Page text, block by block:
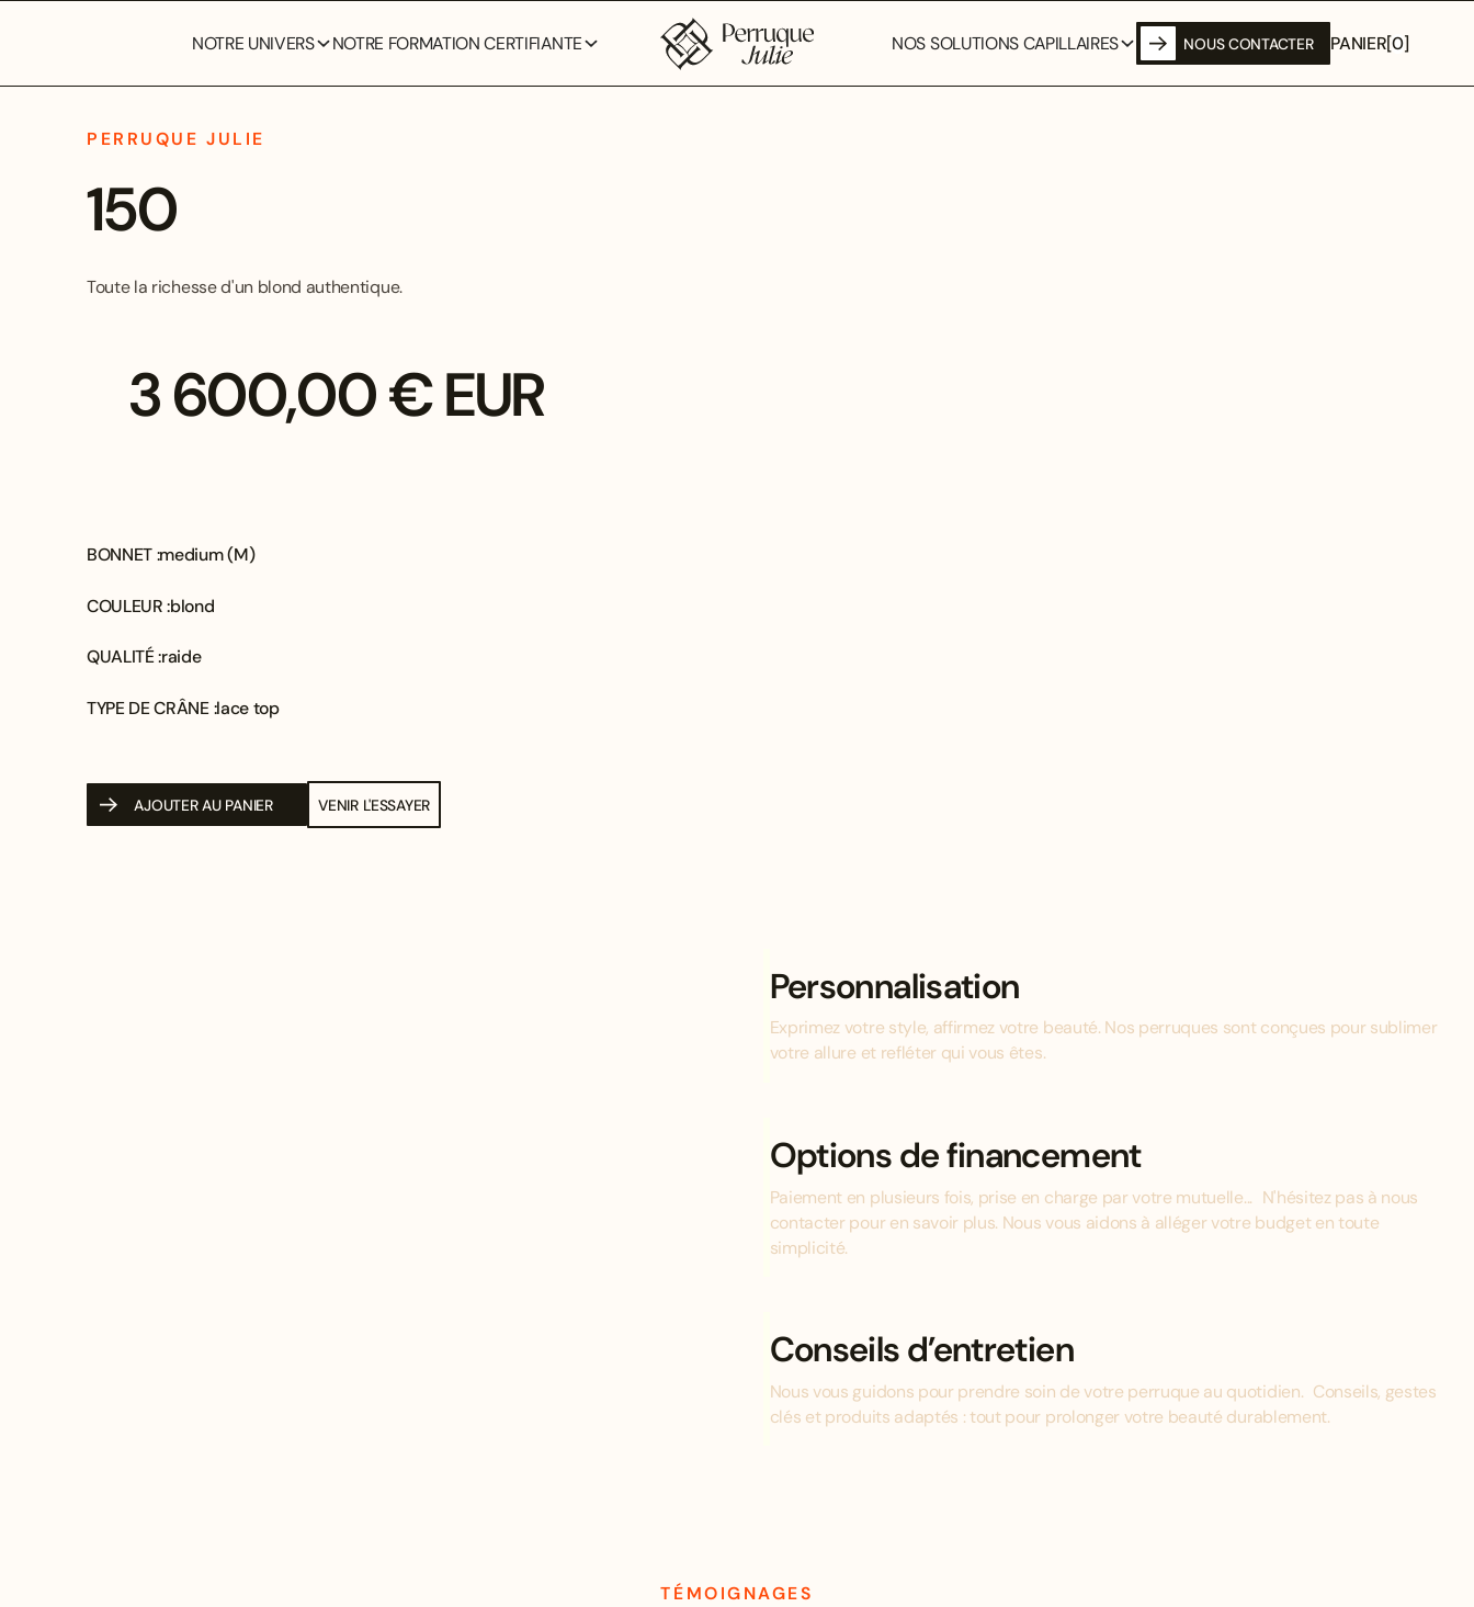
NOTRE UNIVERS NOTRE FORMATION CERTIFIANTE NOS SOLUTIONS CAPILLAIRES NOUS CONTACTER PANIER[0]
PERRUQUE JULIE
150
Toute la richesse d'un blond authentique.
3 600,00 € EUR
BONNET :medium (M)
COULEUR :blond
QUALITÉ :raide
TYPE DE CRÂNE :lace top
AJOUTER AU PANIER VENIR L'ESSAYER
Personnalisation
Exprimez votre style, affirmez votre beauté. Nos perruques sont conçues pour sublimer
votre allure et refléter qui vous êtes.
Options de financement
Paiement en plusieurs fois, prise en charge par votre mutuelle... N'hésitez pas à nous
contacter pour en savoir plus. Nous vous aidons à alléger votre budget en toute
simplicité.
Conseils d’entretien
Nous vous guidons pour prendre soin de votre perruque au quotidien. Conseils, gestes
clés et produits adaptés : tout pour prolonger votre beauté durablement.
TÉMOIGNAGES